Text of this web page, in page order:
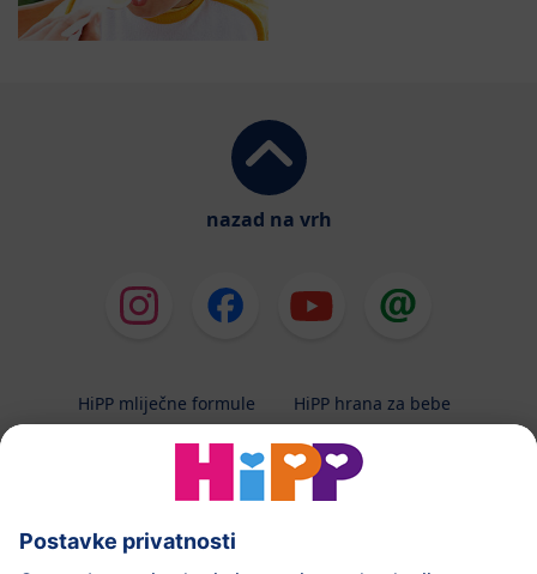
nazad na vrh
HiPP mliječne formule
HiPP hrana za bebe
HiPP njega
HiPP trudnoća
Terapeutska dijeta
Zaštita podataka i upute za korištenj